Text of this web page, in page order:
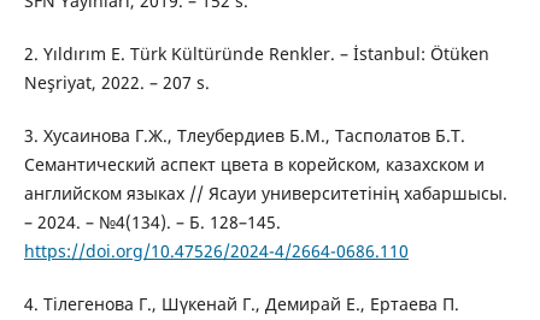
2. Yıldırım E. Türk Kültüründe Renkler. – İstanbul: Ötüken
Neşriyat, 2022. – 207 s.
3. Хусаинова Г.Ж., Тлеубердиев Б.М., Тасполатов Б.Т.
Семантический аспект цвета в корейском, казахском и
английском языках // Ясауи университетінің хабаршысы.
– 2024. – №4(134). – Б. 128–145.
https://doi.org/10.47526/2024-4/2664-0686.110
4. Тілегенова Г., Шүкенай Г., Демирай Е., Ертаева П.